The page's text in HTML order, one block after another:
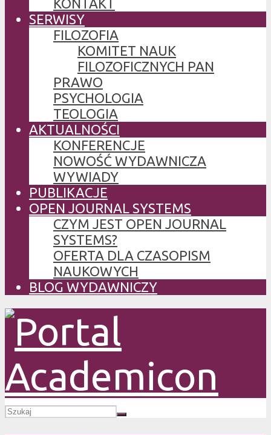
KONTAKT
SERWISY
FILOZOFIA
KOMITET NAUK
FILOZOFICZNYCH PAN
PRAWO
PSYCHOLOGIA
TEOLOGIA
AKTUALNOŚCI
KONFERENCJE
NOWOŚĆ WYDAWNICZA
WYWIADY
PUBLIKACJE
OPEN JOURNAL SYSTEMS
CZYM JEST OPEN JOURNAL
SYSTEMS?
OFERTA DLA CZASOPISM
NAUKOWYCH
BLOG WYDAWNICZY